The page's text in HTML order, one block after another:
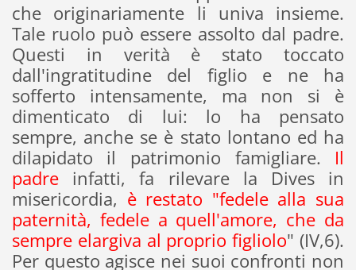
che originariamente li univa insieme.
Tale ruolo può essere assolto dal padre.
Questi in verità è stato toccato
dall'ingratitudine del figlio e ne ha
sofferto intensamente, ma non si è
dimenticato di lui: lo ha pensato
sempre, anche se è stato lontano ed ha
dilapidato il patrimonio famigliare. Il
padreinfatti, fa rilevare la Dives in
misericordia, è restato "fedele alla sua
paternità, fedele a quell'amore, che da
sempre elargiva al proprio figliolo" (IV,6).
Per questo agisce nei suoi confronti non